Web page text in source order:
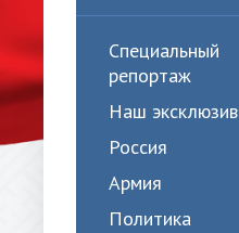
Специальный
репортаж
Наш эксклюзив
Россия
Армия
Политика